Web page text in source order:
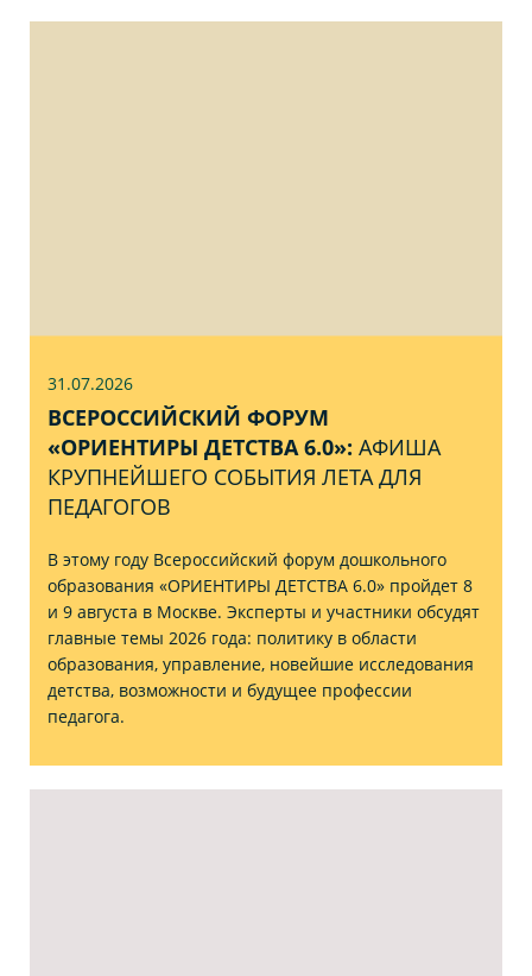
31.07.2026
ВСЕРОССИЙСКИЙ ФОРУМ
«ОРИЕНТИРЫ ДЕТСТВА 6.0»: АФИША
КРУПНЕЙШЕГО СОБЫТИЯ ЛЕТА ДЛЯ
ПЕДАГОГОВ
В этому году Всероссийский форум дошкольного
образования «ОРИЕНТИРЫ ДЕТСТВА 6.0» пройдет 8
и 9 августа в Москве. Эксперты и участники обсудят
главные темы 2026 года: политику в области
образования, управление, новейшие исследования
детства, возможности и будущее профессии
педагога.